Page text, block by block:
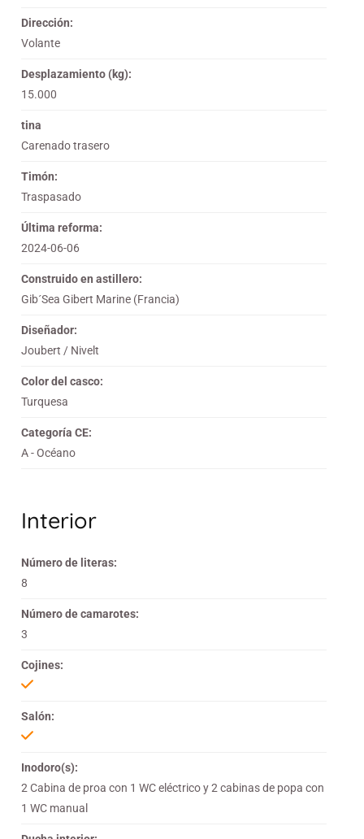
Dirección:
Volante
Desplazamiento (kg):
15.000
tina
Carenado trasero
Timón:
Traspasado
Última reforma:
2024-06-06
Construido en astillero:
Gib´Sea Gibert Marine (Francia)
Diseñador:
Joubert / Nivelt
Color del casco:
Turquesa
Categoría CE:
A - Océano
Interior
Número de literas:
8
Número de camarotes:
3
Cojines:
Salón:
Inodoro(s):
2 Cabina de proa con 1 WC eléctrico y 2 cabinas de popa con
1 WC manual